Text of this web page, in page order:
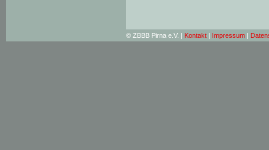
© ZBBB Pirna e.V. | Kontakt | Impressum |